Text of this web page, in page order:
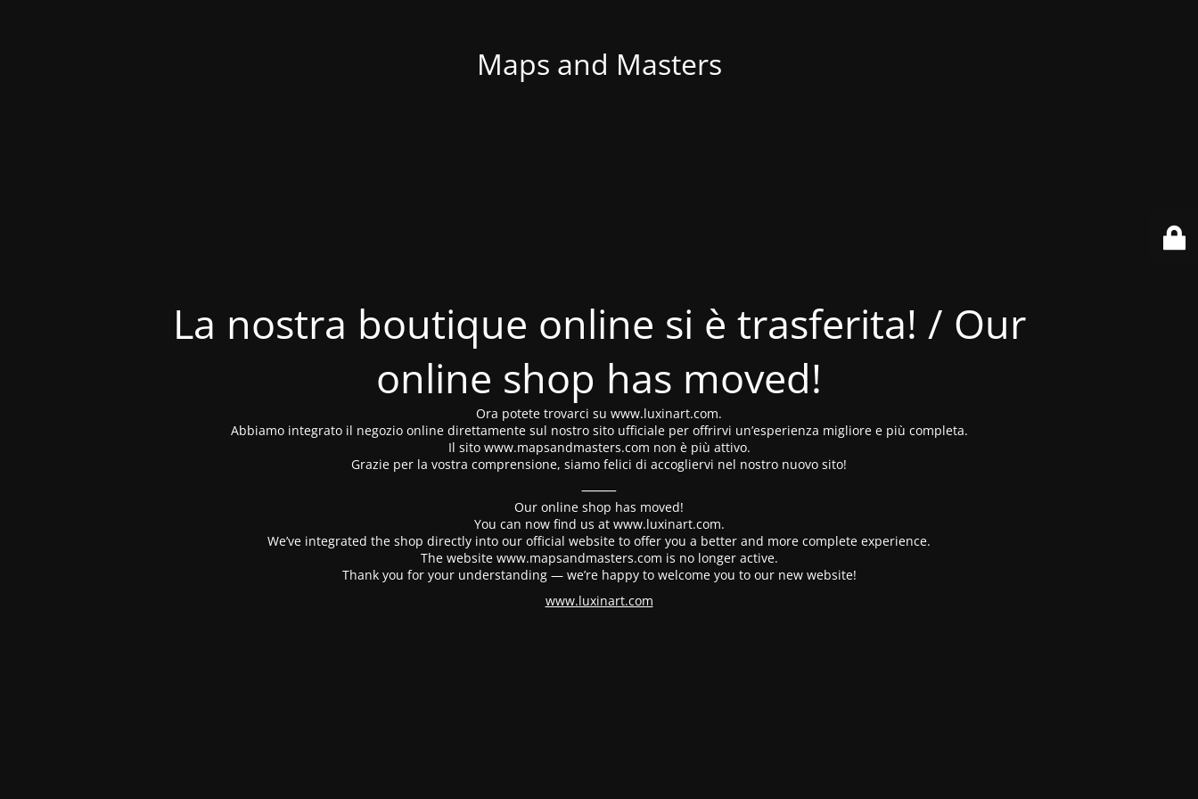
Maps and Masters
La nostra boutique online si è trasferita! / Our
online shop has moved!
Ora potete trovarci su www.luxinart.com.
Abbiamo integrato il negozio online direttamente sul nostro sito ufficiale per offrirvi un’esperienza migliore e più completa.
Il sito www.mapsandmasters.com non è più attivo.
Grazie per la vostra comprensione, siamo felici di accogliervi nel nostro nuovo sito!
⸻
Our online shop has moved!
You can now find us at www.luxinart.com.
We’ve integrated the shop directly into our official website to offer you a better and more complete experience.
The website www.mapsandmasters.com is no longer active.
Thank you for your understanding — we’re happy to welcome you to our new website!
www.luxinart.com